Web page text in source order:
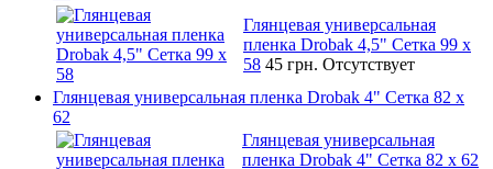
Глянцевая универсальная
пленка Drobak 4,5" Сетка 99 x
58 45 грн. Отсутствует
Глянцевая универсальная пленка Drobak 4" Сетка 82 x
62
Глянцевая универсальная
пленка Drobak 4" Сетка 82 x 62